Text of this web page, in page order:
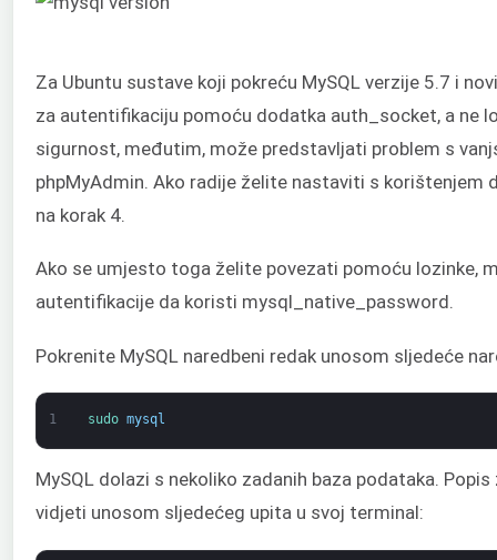
Za Ubuntu sustave koji pokreću MySQL verzije 5.7 i
za autentifikaciju pomoću dodatka auth_socket, a ne
sigurnost, međutim, može predstavljati problem s
phpMyAdmin. Ako radije želite nastaviti s
na korak 4.
Ako se umjesto toga želite povezati pomoću lozinke,
autentifikacije da koristi mysql_native_password.
Pokrenite MySQL naredbeni redak unosom sljedeće
1 sudo mysql
MySQL dolazi s nekoliko zadanih baza podataka.
vidjeti unosom sljedećeg upita u svoj terminal: